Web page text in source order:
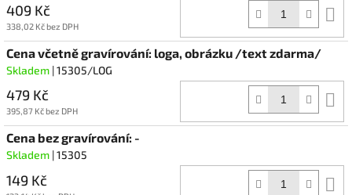
409 Kč
338,02 Kč bez DPH
Cena včetně gravírování: loga, obrázku /text zdarma/
Skladem | 15305/LOG
479 Kč
395,87 Kč bez DPH
Cena bez gravírování: -
Skladem | 15305
149 Kč